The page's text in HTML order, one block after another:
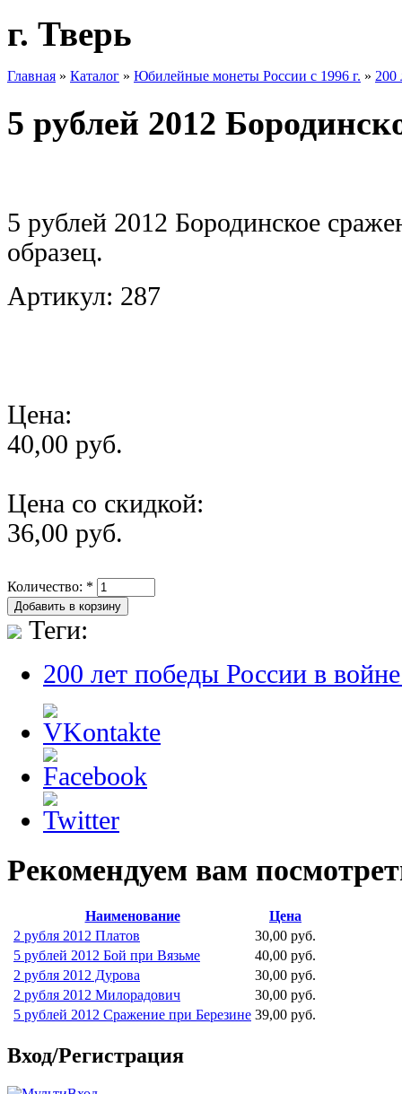
г. Тверь
Главная » Каталог » Юбилейные монеты России с 1996 г. » 200
5 рублей 2012
5 рублей 2012 Бородинское
образец.
Артикул: 287
Цена:
40,00 руб.
Цена со скидкой:
36,00 руб.
Количество: *
Теги:
200 лет победы России в
Рекомендуем вам
Наименование
Цена
2 рубля 2012 Платов
30,00 руб.
5 рублей 2012 Бой при Вязьме
40,00 руб.
2 рубля 2012 Дурова
30,00 руб.
2 рубля 2012 Милорадович
30,00 руб.
5 рублей 2012 Сражение при Березине 39,00 руб.
Вход/Регистрация